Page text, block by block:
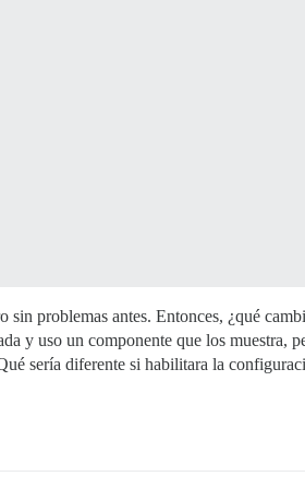
problemas antes. Entonces, ¿qué
y uso un componente que los muestra,
sería diferente si habilitara la